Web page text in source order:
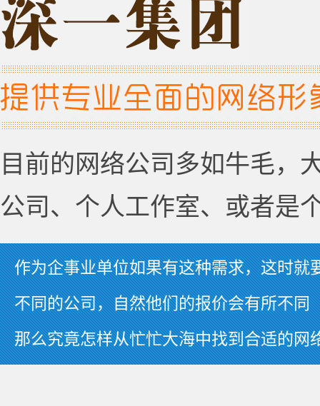
目前的网络公司多如牛毛，
公司、个人工作室、或者是
作为企事业单位如果有这种需求，这时就
不同的公司，自然他们的报价会有所不同
那么究竟怎样从忙忙大海中找到合适的网